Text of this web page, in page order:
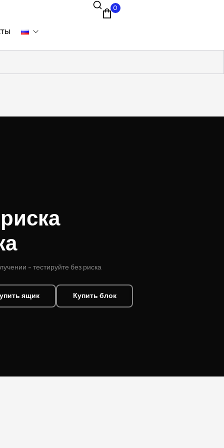
0
- тестируйте без риска
ящик Купить блок